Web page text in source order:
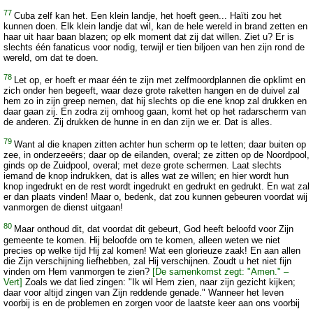
77 Cuba zelf kan het. Een klein landje, het hoeft geen... Haïti zou het
kunnen doen. Elk klein landje dat wil, kan de hele wereld in brand zetten en
haar uit haar baan blazen; op elk moment dat zij dat willen. Ziet u? Er is
slechts één fanaticus voor nodig, terwijl er tien biljoen van hen zijn rond de
wereld, om dat te doen.
78 Let op, er hoeft er maar één te zijn met zelfmoordplannen die opklimt en
zich onder hen begeeft, waar deze grote raketten hangen en de duivel zal
hem zo in zijn greep nemen, dat hij slechts op die ene knop zal drukken en
daar gaan zij. En zodra zij omhoog gaan, komt het op het radarscherm van
de anderen. Zij drukken de hunne in en dan zijn we er. Dat is alles.
79 Want al die knapen zitten achter hun scherm op te letten; daar buiten op
zee, in onderzeeërs; daar op de eilanden, overal; ze zitten op de Noordpool,
ginds op de Zuidpool, overal; met deze grote schermen. Laat slechts
iemand de knop indrukken, dat is alles wat ze willen; en hier wordt hun
knop ingedrukt en de rest wordt ingedrukt en gedrukt en gedrukt. En wat zal
er dan plaats vinden! Maar o, bedenk, dat zou kunnen gebeuren voordat wij
vanmorgen de dienst uitgaan!
80 Maar onthoud dit, dat voordat dit gebeurt, God heeft beloofd voor Zijn
gemeente te komen. Hij beloofde om te komen, alleen weten we niet
precies op welke tijd Hij zal komen! Wat een glorieuze zaak! En aan allen
die Zijn verschijning liefhebben, zal Hij verschijnen. Zoudt u het niet fijn
vinden om Hem vanmorgen te zien? [De samenkomst zegt: "Amen." –
Vert] Zoals we dat lied zingen: "Ik wil Hem zien, naar zijn gezicht kijken;
daar voor altijd zingen van Zijn reddende genade." Wanneer het leven
voorbij is en de problemen en zorgen voor de laatste keer aan ons voorbij